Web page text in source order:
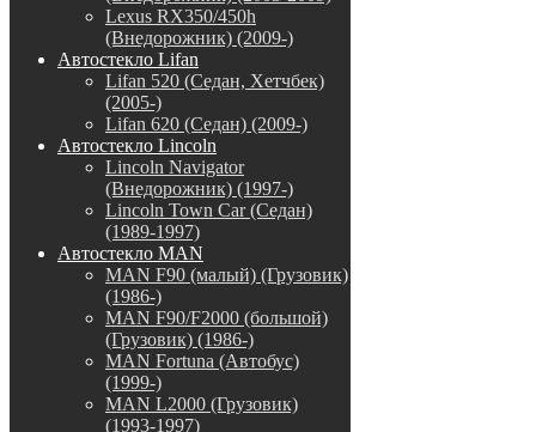
Lexus RX350/450h
(Внедорожник) (2009-)
Автостекло Lifan
Lifan 520 (Седан, Хетчбек)
(2005-)
Lifan 620 (Седан) (2009-)
Автостекло Lincoln
Lincoln Navigator
(Внедорожник) (1997-)
Lincoln Town Car (Седан)
(1989-1997)
Автостекло MAN
MAN F90 (малый) (Грузовик)
(1986-)
MAN F90/F2000 (большой)
(Грузовик) (1986-)
MAN Fortuna (Автобус)
(1999-)
MAN L2000 (Грузовик)
(1993-1997)